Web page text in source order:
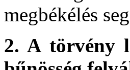
megbékélés
2. A törvény